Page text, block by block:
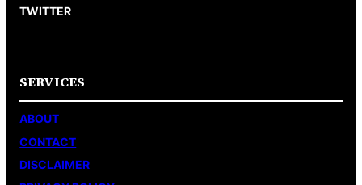
TWITTER
SERVICES
ABOUT
CONTACT
DISCLAIMER